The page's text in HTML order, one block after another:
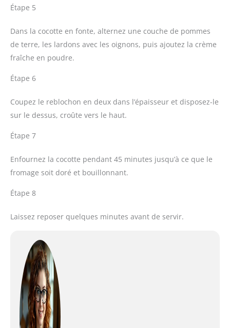
Étape 5
Dans la cocotte en fonte, alternez une couche de pommes
de terre, les lardons avec les oignons, puis ajoutez la crème
fraîche en poudre.
Étape 6
Coupez le reblochon en deux dans l’épaisseur et disposez-le
sur le dessus, croûte vers le haut.
Étape 7
Enfournez la cocotte pendant 45 minutes jusqu’à ce que le
fromage soit doré et bouillonnant.
Étape 8
Laissez reposer quelques minutes avant de servir.